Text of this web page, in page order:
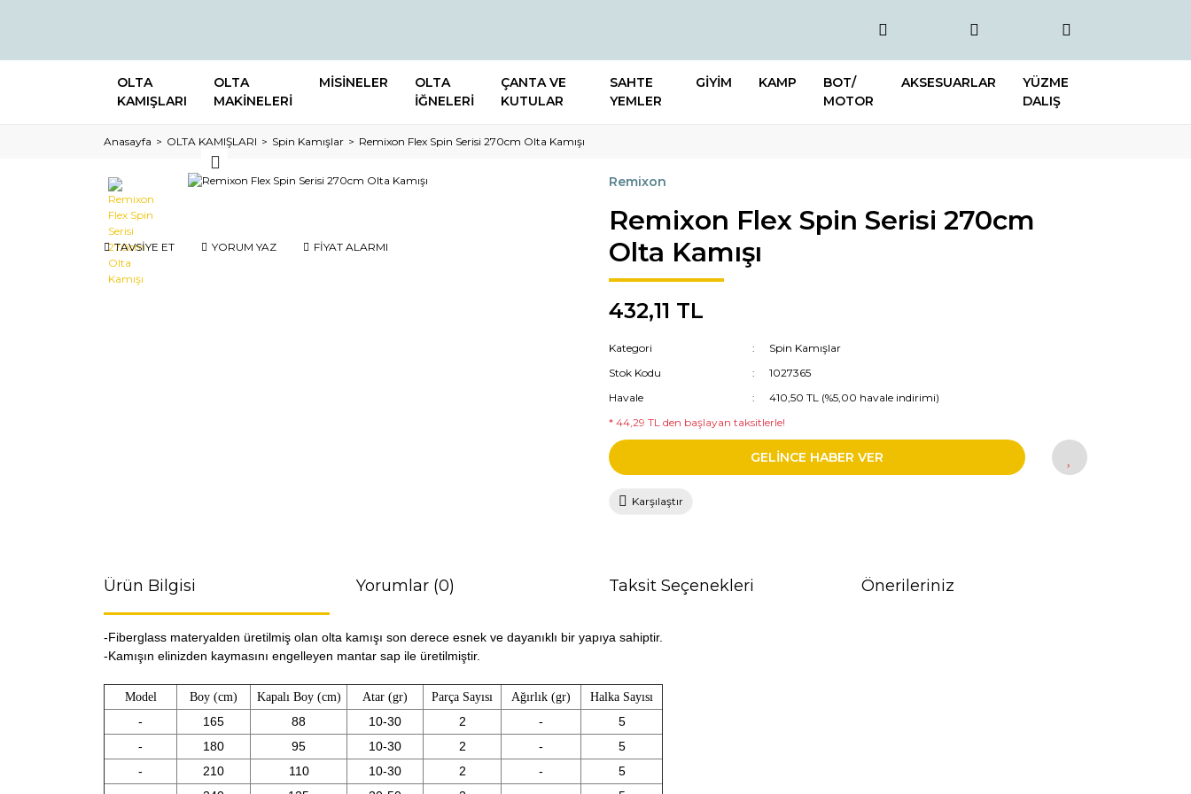
OLTA
KAMIŞLARI
OLTA
MAKİNELERİ
MİSİNELER
OLTA
İĞNELERİ
ÇANTA VE
KUTULAR
SAHTE
YEMLER
GİYİM KAMP
BOT/
MOTOR
AKSESUARLAR
YÜZME
DALIŞ
Anasayfa OLTA KAMIŞLARI Spin Kamışlar Remixon Flex Spin Serisi 270cm Olta Kamışı
TAVSİYE ET YORUM YAZ FİYAT ALARMI
Remixon
Remixon Flex Spin Serisi 270cm
Olta Kamışı
432,11 TL
Kategori
Spin Kamışlar
Stok Kodu
1027365
Havale
410,50 TL (%5,00 havale indirimi)
* 44,29 TL den başlayan taksitlerle!
GELİNCE HABER VER
Karşılaştır
Ürün Bilgisi Yorumlar (0) Taksit Seçenekleri Önerileriniz
-Fiberglass materyalden üretilmiş olan olta kamışı son derece esnek ve dayanıklı bir yapıya sahiptir.
-Kamışın elinizden kaymasını engelleyen mantar sap ile üretilmiştir.
Model Boy (cm) Kapalı Boy (cm) Atar (gr) Parça Sayısı Ağırlık (gr) Halka Sayısı
- 165 88 10-30 2 -
5
-
180 95 10-30 2 -
5
-
210 110 10-30 2 -
5